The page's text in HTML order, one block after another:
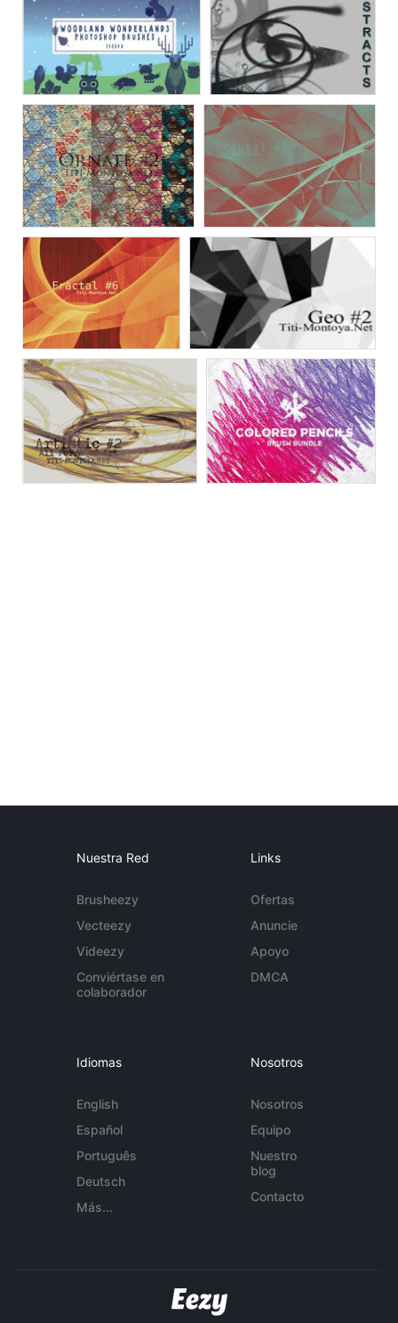
Nuestra Red
Brusheezy
Vecteezy
Videezy
Conviértase en
colaborador
Links
Ofertas
Anuncie
Apoyo
DMCA
Idiomas
English
Español
Português
Deutsch
Más...
Nosotros
Nosotros
Equipo
Nuestro
blog
Contacto